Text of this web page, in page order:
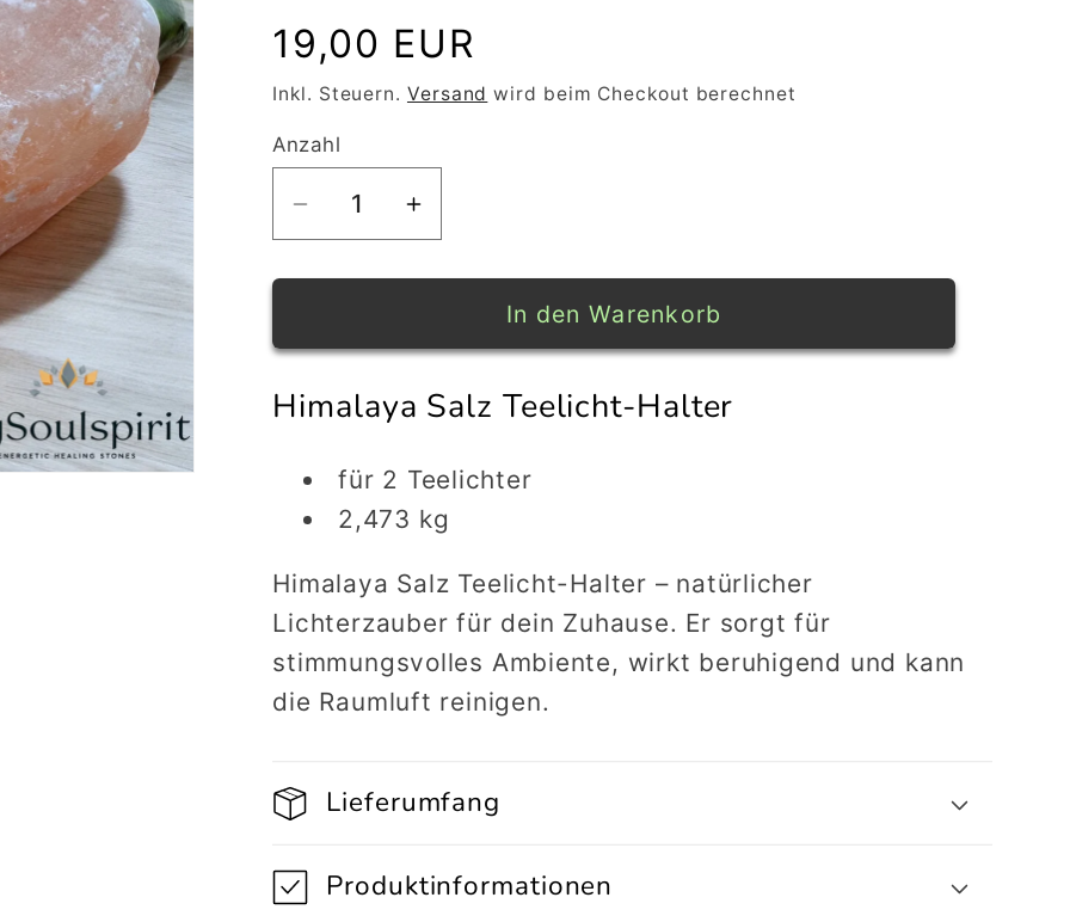
Normaler
Preis
19,00 EUR
Inkl. Steuern. Versand wird beim Checkout berechnet
Anzahl
Verringere
die
Menge
Himalaya
Teelicht-
Erhöhe
die
Menge
Himalaya
Teelicht-
In den Warenkorb
Himalaya Salz Teelicht-Halter
für 2 Teelichter
2,473 kg
Himalaya Salz Teelicht-Halter – natürlicher
Lichterzauber für dein Zuhause. Er sorgt für
stimmungsvolles Ambiente, wirkt beruhigend und kann
die Raumluft reinigen.
Lieferumfang
Produktinformationen